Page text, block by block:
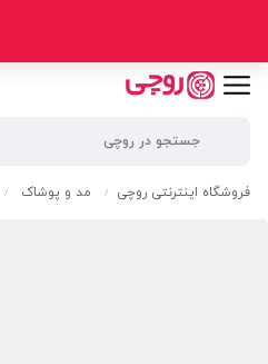
فروشگاه اینترنتی روچی / مد و پوشاک /